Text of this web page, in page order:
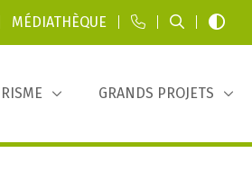
MÉDIATHÈQUE
GRANDS PROJETS